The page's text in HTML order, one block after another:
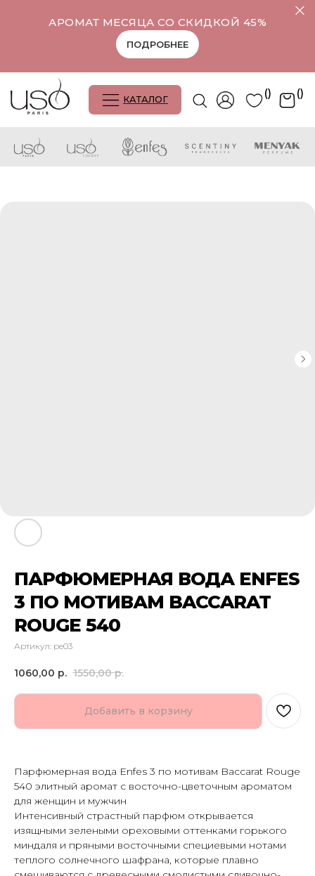
АРОМАТ МЕСЯЦА СО СКИДКОЙ 45%
ПОДРОБНЕЕ
КАТАЛОГ
ПАРФЮМЕРНАЯ ВОДА ENFES
3 ПО МОТИВАМ BACCARAT
ROUGE 540
Артикул: pe03
1060,00 р. 1550,00 р.
Добавить в корзину
Парфюмерная вода Enfes 3 по мотивам Baccarat Rouge
540 элитный аромат с восточно-цветочным ароматом
для женщин и мужчин
Интенсивный страстный парфюм открывается
изящными зелеными ореховыми оттенками горького
миндаля и пряными восточными специевыми нотами
теплого солнечного шафрана, которые плавно